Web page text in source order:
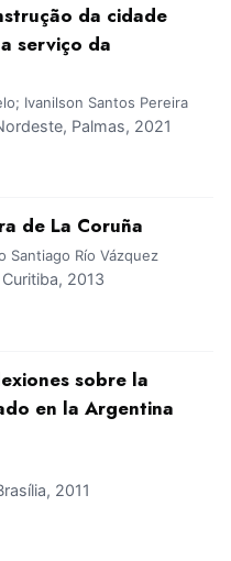
da cidade
serviço da
Ivanilson Santos Pereira
Palmas, 2021
de La Coruña
Santiago Río Vázquez
2013
sobre la
en la Argentina
2011